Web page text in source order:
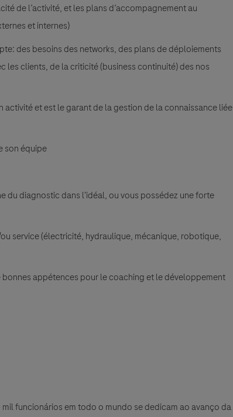
de l’activité, et les plans d’accompagnement au
et internes)
des besoins des networks, des plans de déploiements
les clients, de la criticité (business continuité) des nos
activité et est le garant de la gestion de la connaissance liée
son équipe
du diagnostic dans l'idéal, ou vous possédez une forte
service (électricité, hydraulique, mécanique, robotique,
appétences pour le coaching et le développement
funcionários em todo o mundo se dedicam ao avanço da